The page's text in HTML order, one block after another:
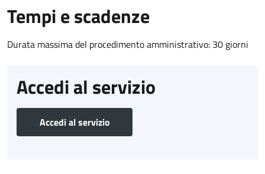
Tempi e scadenze
Durata massima del procedimento amministrativo: 30 giorni
Accedi al servizio
Accedi al servizio